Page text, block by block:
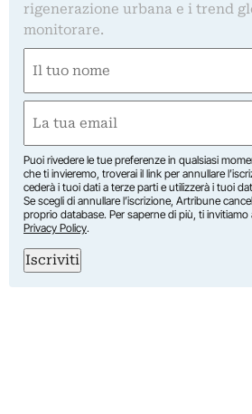
rigenerazione urbana e i trend
monitorare.
(Required)
First
(Required)
Puoi rivedere le tue preferenze in qualsiasi
che ti invieremo, troverai il link per annullare
cederà i tuoi dati a terze parti e utilizzerà i tuoi
Se scegli di annullare l’iscrizione, Artribune
proprio database. Per saperne di più, ti
Privacy Policy.
Iscriviti